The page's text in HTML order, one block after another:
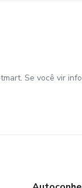
Se você vir